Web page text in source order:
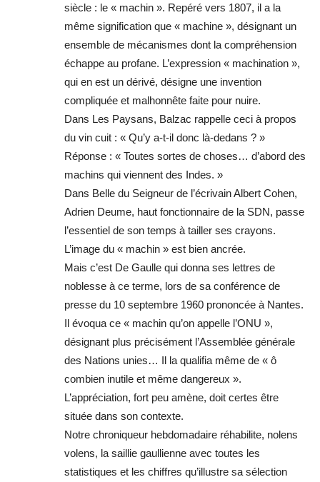
siècle : le « machin ». Repéré vers 1807, il a la
même signification que « machine », désignant un
ensemble de mécanismes dont la compréhension
échappe au profane. L’expression « machination »,
qui en est un dérivé, désigne une invention
compliquée et malhonnête faite pour nuire.
Dans Les Paysans, Balzac rappelle ceci à propos
du vin cuit : « Qu’y a-t-il donc là-dedans ? »
Réponse : « Toutes sortes de choses… d’abord des
machins qui viennent des Indes. »
Dans Belle du Seigneur de l’écrivain Albert Cohen,
Adrien Deume, haut fonctionnaire de la SDN, passe
l’essentiel de son temps à tailler ses crayons.
L’image du « machin » est bien ancrée.
Mais c’est De Gaulle qui donna ses lettres de
noblesse à ce terme, lors de sa conférence de
presse du 10 septembre 1960 prononcée à Nantes.
Il évoqua ce « machin qu’on appelle l’ONU »,
désignant plus précisément l’Assemblée générale
des Nations unies… Il la qualifia même de « ô
combien inutile et même dangereux ».
L’appréciation, fort peu amène, doit certes être
située dans son contexte.
Notre chroniqueur hebdomadaire réhabilite, nolens
volens, la saillie gaullienne avec toutes les
statistiques et les chiffres qu’illustre sa sélection